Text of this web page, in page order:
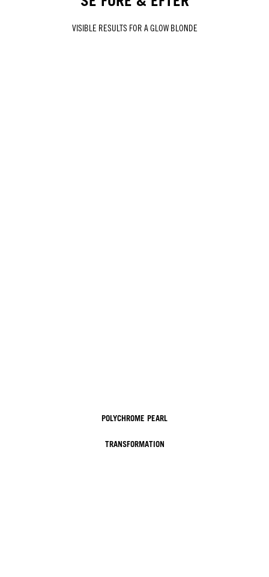
VISIBLE RESULTS FOR A GLOW BLONDE
POLYCHROME PEARL
TRANSFORMATION